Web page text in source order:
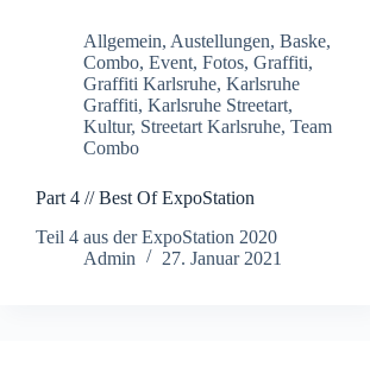
Allgemein, Austellungen, Baske,
Combo, Event, Fotos, Graffiti,
Graffiti Karlsruhe, Karlsruhe
Graffiti, Karlsruhe Streetart,
Kultur, Streetart Karlsruhe, Team
Combo
Part 4 // Best Of ExpoStation
Teil 4 aus der ExpoStation 2020
Admin
27. Januar 2021